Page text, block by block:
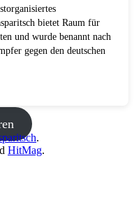
bietet Raum für
und wurde benannt nach
gegen den deutschen
.
HitMag.